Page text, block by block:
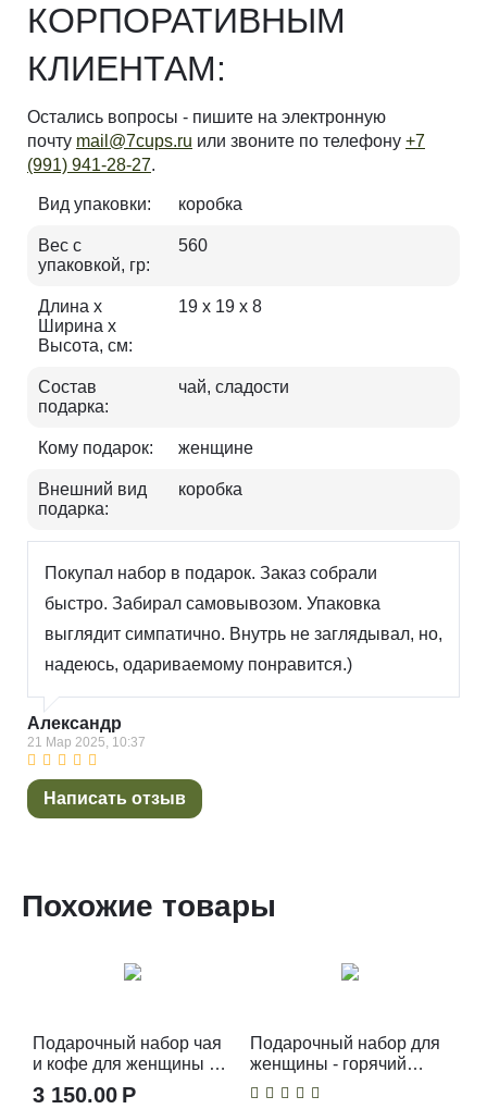
КОРПОРАТИВНЫМ
КЛИЕНТАМ:
Остались вопросы - пишите на электронную
почту mail@7cups.ru или звоните по телефону +7
(991) 941-28-27.
Вид упаковки: коробка
Вес с
упаковкой, гр:
560
Длина х
Ширина х
Высота, см:
19 х 19 х 8
Состав
подарка:
чай, сладости
Кому подарок: женщине
Внешний вид
подарка:
коробка
Покупал набор в подарок. Заказ собрали
быстро. Забирал самовывозом. Упаковка
выглядит симпатично. Внутрь не заглядывал, но,
надеюсь, одариваемому понравится.)
Александр
21 Мар 2025, 10:37
Написать отзыв
Похожие товары
Подарочный набор чая
и кофе для женщины с
мини букетом
3 150.00 Р
Подарочный набор для
женщины - горячий
шоколад и маршмеллоу